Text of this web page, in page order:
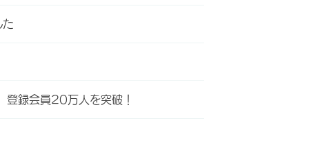
た
登録会員20万人を突破！